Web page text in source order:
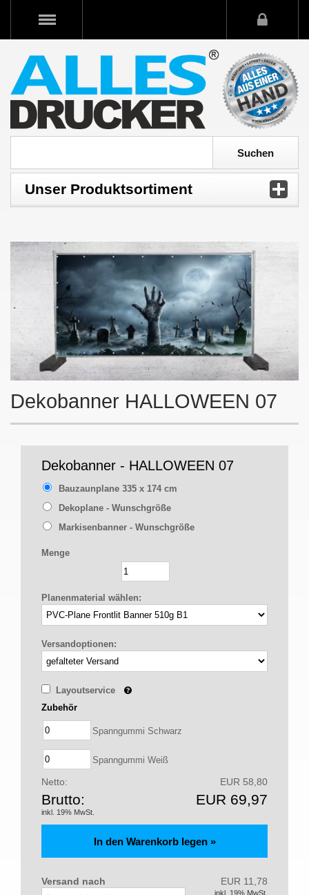
Unser Produktsortiment
Dekobanner HALLOWEEN 07
Dekobanner - HALLOWEEN 07
Bauzaunplane 335 x 174 cm
Dekoplane - Wunschgröße
Markisenbanner - Wunschgröße
Menge
Planenmaterial wählen:
Versandoptionen:
Layoutservice
Zubehör
Spanngummi Schwarz
Spanngummi Weiß
Netto: EUR 58,80
Brutto:
inkl. 19% MwSt.
EUR 69,97
Versand nach EUR 11,78
inkl. 19% MwSt.